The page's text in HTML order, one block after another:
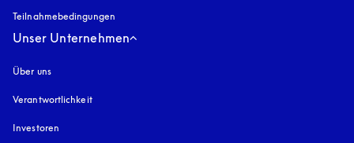
Teilnahmebedingungen
Unser Unternehmen
Über uns
Verantwortlichkeit
Investoren